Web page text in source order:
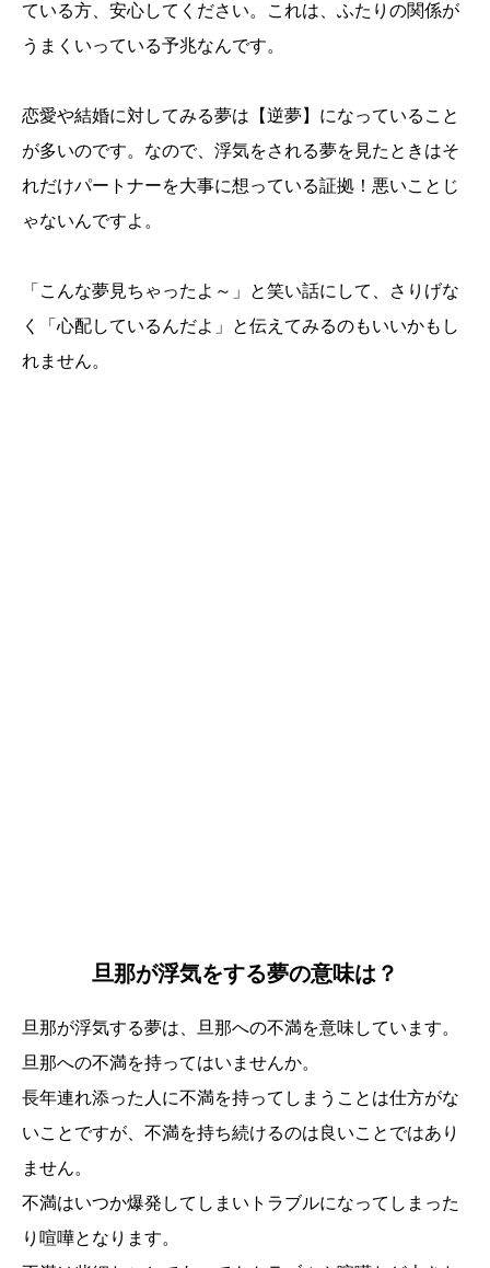
ている方、安心してください。これは、ふたりの関係が
うまくいっている予兆なんです。
恋愛や結婚に対してみる夢は【逆夢】になっていること
が多いのです。なので、浮気をされる夢を見たときはそ
れだけパートナーを大事に想っている証拠！悪いことじ
ゃないんですよ。
「こんな夢見ちゃったよ～」と笑い話にして、さりげな
く「心配しているんだよ」と伝えてみるのもいいかもし
れません。
旦那が浮気をする夢の意味は？
旦那が浮気する夢は、旦那への不満を意味しています。
旦那への不満を持ってはいませんか。
長年連れ添った人に不満を持ってしまうことは仕方がな
いことですが、不満を持ち続けるのは良いことではあり
ません。
不満はいつか爆発してしまいトラブルになってしまった
り喧嘩となります。